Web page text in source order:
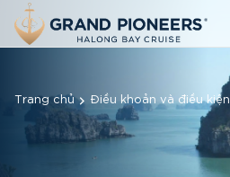
Trang chủ Điều khoản và điều kiện